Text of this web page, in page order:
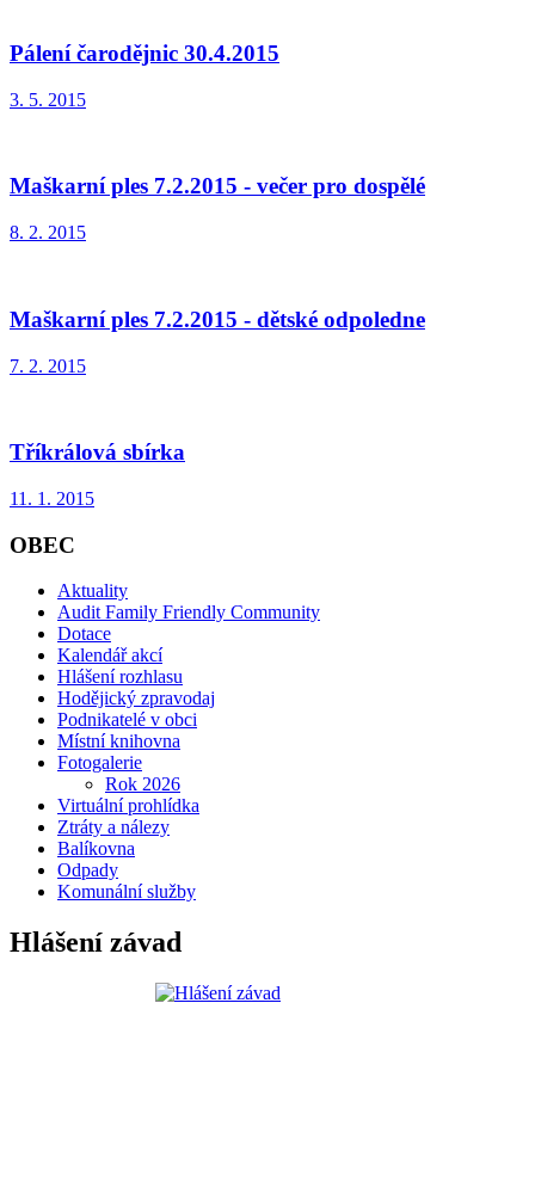
Pálení čarodějnic 30.4.2015
3. 5. 2015
Maškarní ples 7.2.2015 - večer pro dospělé
8. 2. 2015
Maškarní ples 7.2.2015 - dětské odpoledne
7. 2. 2015
Tříkrálová sbírka
11. 1. 2015
OBEC
Aktuality
Audit Family Friendly Community
Dotace
Kalendář akcí
Hlášení rozhlasu
Hodějický zpravodaj
Podnikatelé v obci
Místní knihovna
Fotogalerie
Rok 2026
Virtuální prohlídka
Ztráty a nálezy
Balíkovna
Odpady
Komunální služby
Hlášení závad